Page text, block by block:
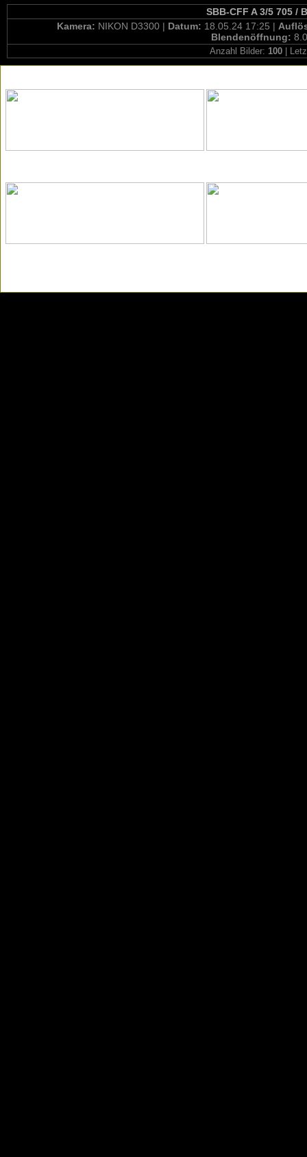
SBB-CFF A 3/5 705 /
Kamera: NIKON D3300 | Datum: 18.05.24 17:25 |
Blendenöffnung:
Anzahl Bilder: 100|